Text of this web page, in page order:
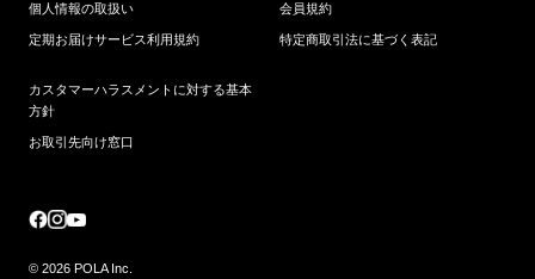
個人情報の取扱い
定期お届けサービス利用規約
会員規約
特定商取引法に基づく表記
カスタマーハラスメントに対する基本
方針
お取引先向け窓口
© 2026 POLA Inc.